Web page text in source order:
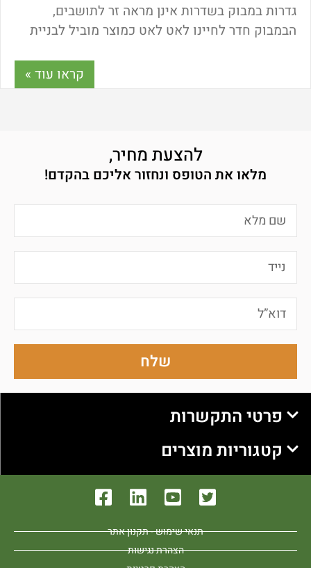
גדרות במבוק בשדרות אינן מראה זר לתושבים,
הבמבוק חדר לחיינו לאט לאט כמוצר מוביל לבניית
את ממוצר בסיסי ופשוט לבעל ערך גדול במיוחד. מה
היתרונות בשימוש בגדרות במבוק? מה המחיר של
התשובות במאמר הבא.
קראו עוד »
להצעת מחיר,
מלאו את הטופס ונחזור אליכם בהקדם!
שלח
פרטי התקשרות
קטגוריות מוצרים
תנאי שימוש - תקנון אתר
הצהרת נגישות